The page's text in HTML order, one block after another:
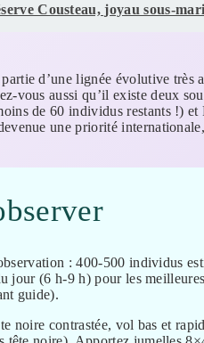
Cousteau, joyau sous-
d’une lignée évolutive très
vous aussi qu’il existe deux
de 60 individus restants !)
une priorité
: 400-500 individus
jour (6 h-9 h) pour les
guide).
noire contrastée, vol bas et